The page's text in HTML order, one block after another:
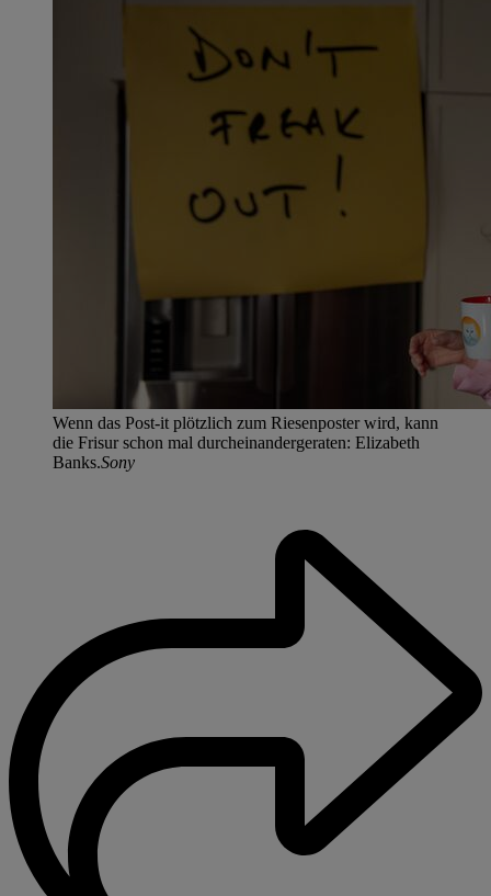
Wenn das Post-it plötzlich zum Riesenposter wird, kann
die Frisur schon mal durcheinandergeraten: Elizabeth
Banks.Sony